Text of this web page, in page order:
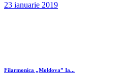
23 ianuarie 2019
Filarmonica „Moldova” Ia...